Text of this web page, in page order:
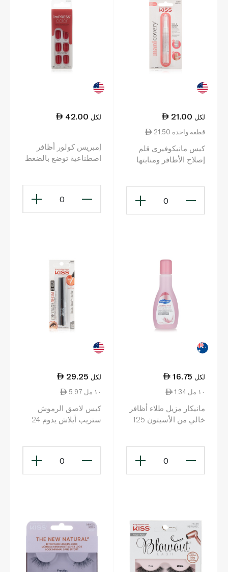
21.00 لكل
21.50 قطعة واحدة
كيس مانيكوفيري قلم
إصلاح الأظافر ومنابتها
0
42.00 لكل
إمبريس كولور أظافر
اصطناعية توضع بالضغط
0
16.75 لكل
1.34 ١٠ مل
مانيكار مزيل طلاء أظافر
خالي من الأسيتون 125
0
29.25 لكل
5.97 ١٠ مل
كيس لاصق الرموش
ستريب أيلاش يدوم 24
0